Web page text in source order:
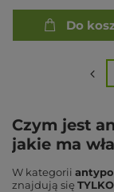
Do
Czym jest
jakie ma
W kategorii
znajdują się